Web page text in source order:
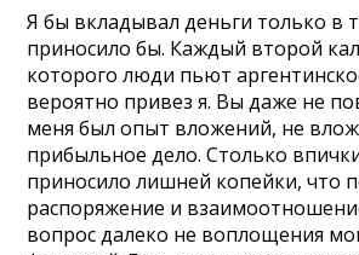
Я бы вкладывал деньги только в
приносило бы. Каждый второй
которого люди пьют
вероятно привез я. Вы даже не
меня был опыт вложений, не
прибыльное дело. Столько
приносило лишней копейки, что
распоряжение и
вопрос далеко не воплощения